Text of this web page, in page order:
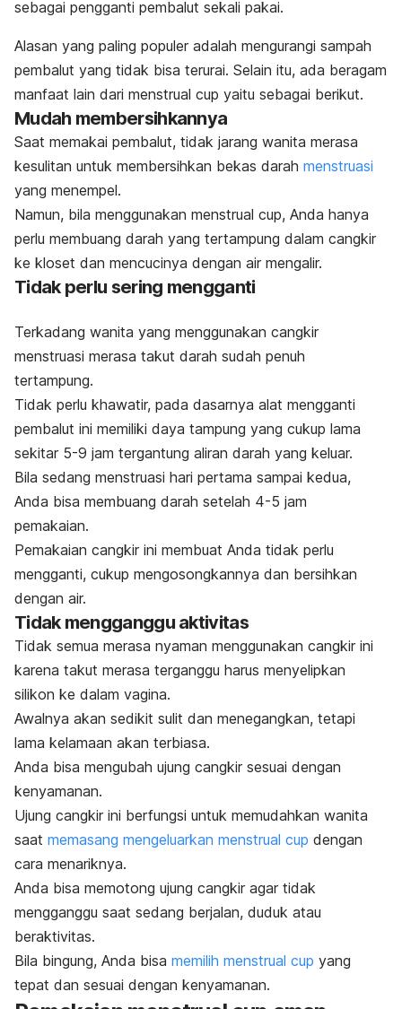
sebagai pengganti pembalut sekali pakai.
Alasan yang paling populer adalah mengurangi sampah
pembalut yang tidak bisa terurai. Selain itu, ada beragam
manfaat lain dari menstrual cup yaitu sebagai berikut.
Mudah membersihkannya
Saat memakai pembalut, tidak jarang wanita merasa
kesulitan untuk membersihkan bekas darah menstruasi
yang menempel.
Namun, bila menggunakan menstrual cup, Anda hanya
perlu membuang darah yang tertampung dalam cangkir
ke kloset dan mencucinya dengan air mengalir.
Tidak perlu sering mengganti
Terkadang wanita yang menggunakan cangkir
menstruasi merasa takut darah sudah penuh
tertampung.
Tidak perlu khawatir, pada dasarnya alat mengganti
pembalut ini memiliki daya tampung yang cukup lama
sekitar 5-9 jam tergantung aliran darah yang keluar.
Bila sedang menstruasi hari pertama sampai kedua,
Anda bisa membuang darah setelah 4-5 jam
pemakaian.
Pemakaian cangkir ini membuat Anda tidak perlu
mengganti, cukup mengosongkannya dan bersihkan
dengan air.
Tidak mengganggu aktivitas
Tidak semua merasa nyaman menggunakan cangkir ini
karena takut merasa terganggu harus menyelipkan
silikon ke dalam vagina.
Awalnya akan sedikit sulit dan menegangkan, tetapi
lama kelamaan akan terbiasa.
Anda bisa mengubah ujung cangkir sesuai dengan
kenyamanan.
Ujung cangkir ini berfungsi untuk memudahkan wanita
saat memasang mengeluarkan menstrual cup dengan
cara menariknya.
Anda bisa memotong ujung cangkir agar tidak
mengganggu saat sedang berjalan, duduk atau
beraktivitas.
Bila bingung, Anda bisa memilih menstrual cup yang
tepat dan sesuai dengan kenyamanan.